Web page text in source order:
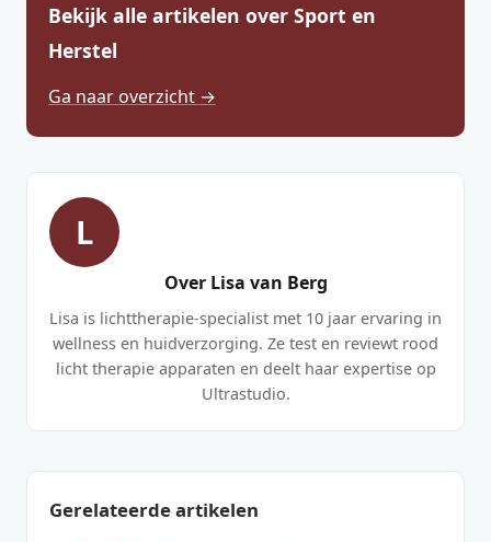
Bekijk alle artikelen over Sport en
Herstel
Ga naar overzicht →
L
Over Lisa van Berg
Lisa is lichttherapie-specialist met 10 jaar ervaring in
wellness en huidverzorging. Ze test en reviewt rood
licht therapie apparaten en deelt haar expertise op
Ultrastudio.
Gerelateerde artikelen